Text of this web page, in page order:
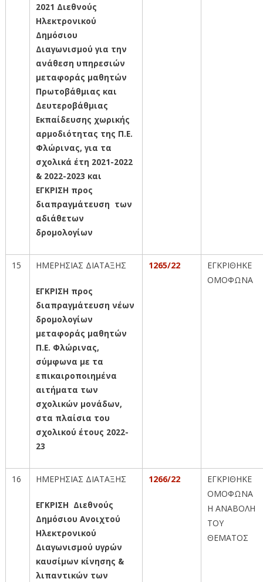
2021 Διεθνούς
Ηλεκτρονικού
Δημόσιου
Διαγωνισμού για την
ανάθεση υπηρεσιών
μεταφοράς μαθητών
Πρωτοβάθμιας και
Δευτεροβάθμιας
Εκπαίδευσης χωρικής
αρμοδιότητας της Π.Ε.
Φλώρινας, για τα
σχολικά έτη 2021-2022
& 2022-2023 και
ΕΓΚΡΙΣΗ προς
διαπραγμάτευση των
αδιάθετων
δρομολογίων
15 ΗΜΕΡΗΣΙΑΣ ΔΙΑΤΑΞΗΣ
ΕΓΚΡΙΣΗ προς
διαπραγμάτευση νέων
δρομολογίων
μεταφοράς μαθητών
Π.Ε. Φλώρινας,
σύμφωνα με τα
επικαιροποιημένα
αιτήματα των
σχολικών μονάδων,
στα πλαίσια του
σχολικού έτους 2022-
23
1265/22
ΕΓΚΡΙΘΗΚΕ
ΟΜΟΦΩΝΑ
16 ΗΜΕΡΗΣΙΑΣ ΔΙΑΤΑΞΗΣ
ΕΓΚΡΙΣΗ Διεθνούς
Δημόσιου Ανοιχτού
Ηλεκτρονικού
Διαγωνισμού υγρών
καυσίμων κίνησης &
λιπαντικών των
1266/22
ΕΓΚΡΙΘΗΚΕ
ΟΜΟΦΩΝΑ
Η ΑΝΑΒΟΛΗ
ΤΟΥ
ΘΕΜΑΤΟΣ